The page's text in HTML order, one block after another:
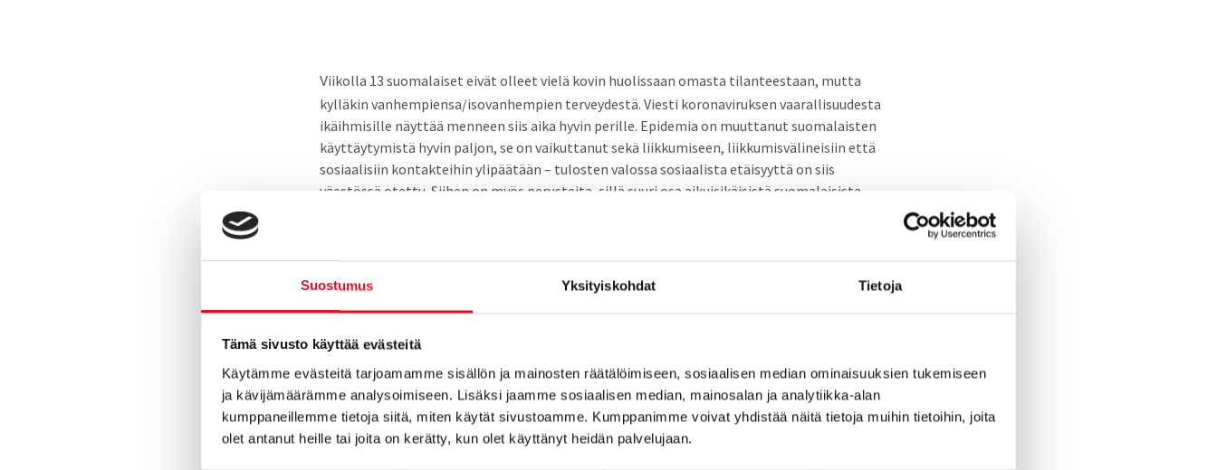
Suostumus Yksityiskohdat Tietoja
Tämä sivusto käyttää evästeitä
Käytämme evästeitä tarjoamamme sisällön ja mainosten räätälöimiseen, sosiaalisen median ominaisuuksien tukemiseen
ja kävijämäärämme analysoimiseen. Lisäksi jaamme sosiaalisen median, mainosalan ja analytiikka-alan
kumppaneillemme tietoja siitä, miten käytät sivustoamme. Kumppanimme voivat yhdistää näitä tietoja muihin tietoihin, joita
olet antanut heille tai joita on kerätty, kun olet käyttänyt heidän palvelujaan.
Viikolla 13 suomalaiset eivät olleet vielä kovin huolissaan omasta tilanteestaan, mutta
kylläkin vanhempiensa/isovanhempien terveydestä. Viesti koronaviruksen vaarallisuudesta
ikäihmisille näyttää menneen siis aika hyvin perille. Epidemia on muuttanut suomalaisten
käyttäytymistä hyvin paljon, se on vaikuttanut sekä liikkumiseen, liikkumisvälineisiin että
sosiaalisiin kontakteihin ylipäätään – tulosten valossa sosiaalista etäisyyttä on siis
väestössä otettu. Siihen on myös perusteita, sillä suuri osa aikuisikäisistä suomalaisista